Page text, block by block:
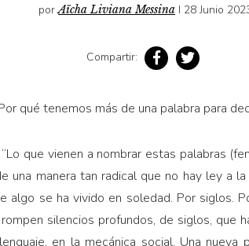
porAïcha Liviana Messina I 28 Junio
Compartir:
qué tenemos más de una palabra para
que vienen a nombrar estas palabras
una manera tan radical que no hay ley a
algo se ha vivido en soledad. Por siglos.
silencios profundos, de siglos, que
en la mecánica social. Una nueva